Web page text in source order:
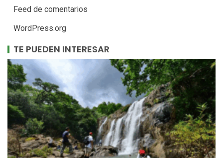
Feed de comentarios
WordPress.org
TE PUEDEN INTERESAR